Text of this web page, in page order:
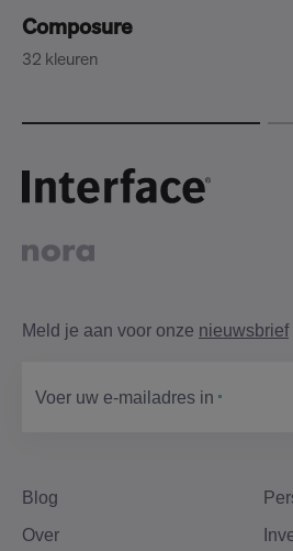
Composure
32 kleuren
Blog
Over
Meld je aan voor onze nieuwsbrief
Voer uw e-mailadres in​